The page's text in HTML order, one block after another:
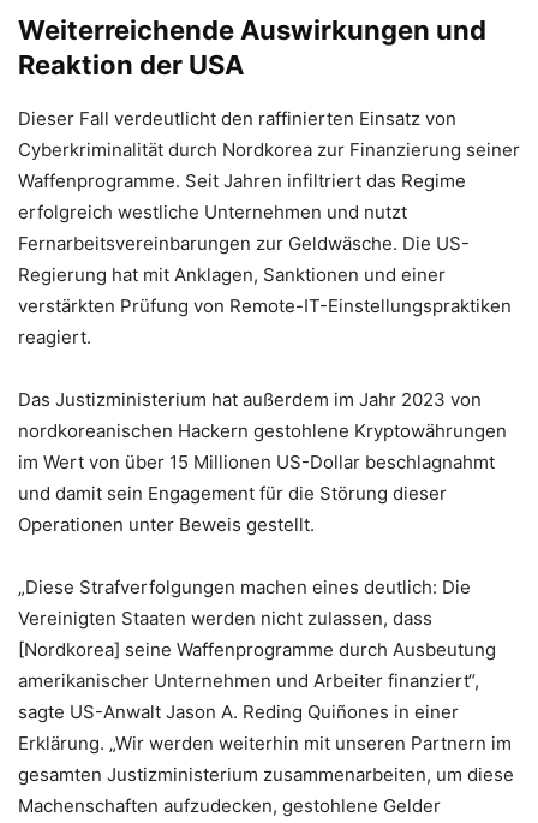
Weiterreichende Auswirkungen und
Reaktion der USA
Dieser Fall verdeutlicht den raffinierten Einsatz von
Cyberkriminalität durch Nordkorea zur Finanzierung seiner
Waffenprogramme. Seit Jahren infiltriert das Regime
erfolgreich westliche Unternehmen und nutzt
Fernarbeitsvereinbarungen zur Geldwäsche. Die US-
Regierung hat mit Anklagen, Sanktionen und einer
verstärkten Prüfung von Remote-IT-Einstellungspraktiken
reagiert.
Das Justizministerium hat außerdem im Jahr 2023 von
nordkoreanischen Hackern gestohlene Kryptowährungen
im Wert von über 15 Millionen US-Dollar beschlagnahmt
und damit sein Engagement für die Störung dieser
Operationen unter Beweis gestellt.
„Diese Strafverfolgungen machen eines deutlich: Die
Vereinigten Staaten werden nicht zulassen, dass
[Nordkorea] seine Waffenprogramme durch Ausbeutung
amerikanischer Unternehmen und Arbeiter finanziert“,
sagte US-Anwalt Jason A. Reding Quiñones in einer
Erklärung. „Wir werden weiterhin mit unseren Partnern im
gesamten Justizministerium zusammenarbeiten, um diese
Machenschaften aufzudecken, gestohlene Gelder